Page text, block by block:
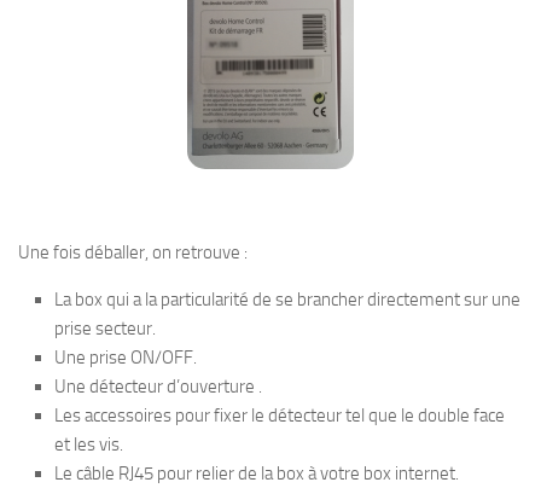
Une fois déballer, on retrouve :
La box qui a la particularité de se brancher directement sur une
prise secteur.
Une prise ON/OFF.
Une détecteur d’ouverture .
Les accessoires pour fixer le détecteur tel que le double face
et les vis.
Le câble RJ45 pour relier de la box à votre box internet.